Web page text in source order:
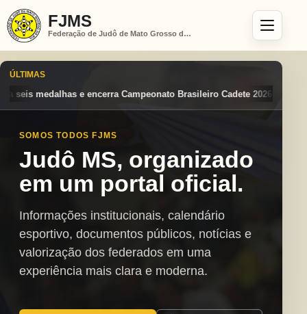
FJMS
Federação de Judô de Mato Grosso do Sul
ÚLTIMAS
Brasileiro Cadete 2026 entre os destaques nacionais
SOMOS TODOS FJMS
Judô MS, organizado
em um portal oficial.
Informações institucionais, calendário
esportivo, documentos públicos, notícias e
valorização dos federados em uma
experiência mais clara e moderna.